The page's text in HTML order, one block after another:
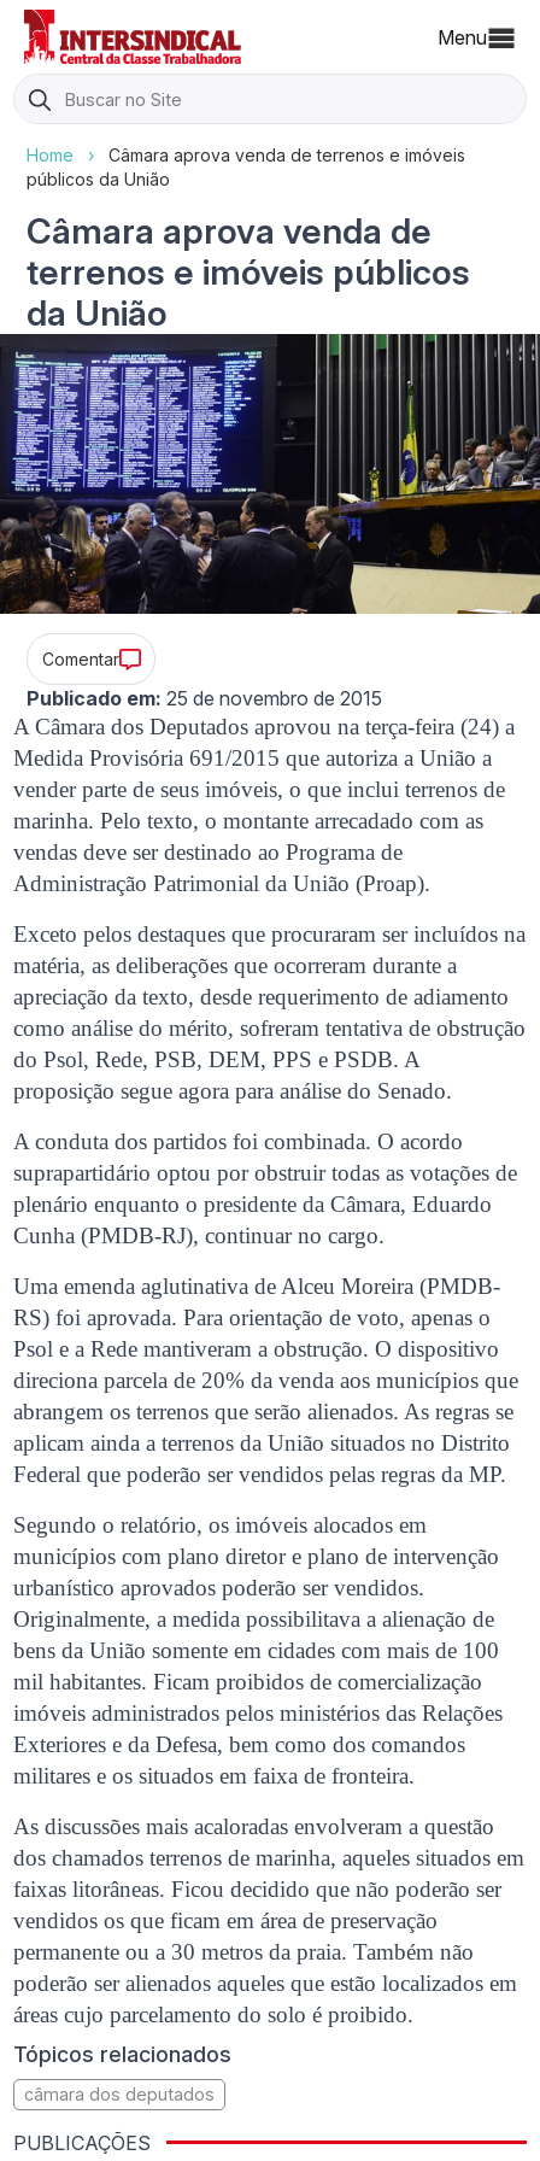
Menu
Search
for:
Home ›
Câmara aprova venda de terrenos e imóveis
públicos da União
Câmara aprova venda de
terrenos e imóveis públicos
da União
Comentar
Publicado em: 25 de novembro de 2015
A Câmara dos Deputados aprovou na terça-feira (24) a
Medida Provisória 691/2015 que autoriza a União a
vender parte de seus imóveis, o que inclui terrenos de
marinha. Pelo texto, o montante arrecadado com as
vendas deve ser destinado ao Programa de
Administração Patrimonial da União (Proap).
Exceto pelos destaques que procuraram ser incluídos na
matéria, as deliberações que ocorreram durante a
apreciação da texto, desde requerimento de adiamento
como análise do mérito, sofreram tentativa de obstrução
do Psol, Rede, PSB, DEM, PPS e PSDB. A
proposição segue agora para análise do Senado.
A conduta dos partidos foi combinada. O acordo
suprapartidário optou por obstruir todas as votações de
plenário enquanto o presidente da Câmara, Eduardo
Cunha (PMDB-RJ), continuar no cargo.
Uma emenda aglutinativa de Alceu Moreira (PMDB-
RS) foi aprovada. Para orientação de voto, apenas o
Psol e a Rede mantiveram a obstrução. O dispositivo
direciona parcela de 20% da venda aos municípios que
abrangem os terrenos que serão alienados. As regras se
aplicam ainda a terrenos da União situados no Distrito
Federal que poderão ser vendidos pelas regras da MP.
Segundo o relatório, os imóveis alocados em
municípios com plano diretor e plano de intervenção
urbanístico aprovados poderão ser vendidos.
Originalmente, a medida possibilitava a alienação de
bens da União somente em cidades com mais de 100
mil habitantes. Ficam proibidos de comercialização
imóveis administrados pelos ministérios das Relações
Exteriores e da Defesa, bem como dos comandos
militares e os situados em faixa de fronteira.
As discussões mais acaloradas envolveram a questão
dos chamados terrenos de marinha, aqueles situados em
faixas litorâneas. Ficou decidido que não poderão ser
vendidos os que ficam em área de preservação
permanente ou a 30 metros da praia. Também não
poderão ser alienados aqueles que estão localizados em
áreas cujo parcelamento do solo é proibido.
Tópicos relacionados
câmara dos deputados
PUBLICAÇÕES